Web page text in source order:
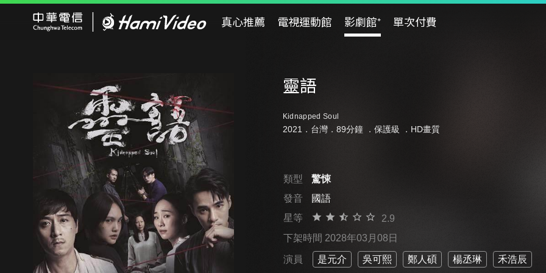
真心推薦 電視運動館 影劇館⁺ 單次付費
靈語
Kidnapped Soul
2021．台灣．89分鐘 ． 保護級 ．HD畫質
類型
驚悚
發音
國語
星等
2.9
下架時間 2028年03月08日
演員 是元介 吳可熙 鄭人碩 楊丞琳 禾浩辰